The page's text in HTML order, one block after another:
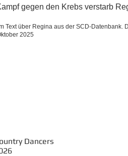
gegen den Krebs verstarb
Text über Regina aus der SCD-
2025
Dancers